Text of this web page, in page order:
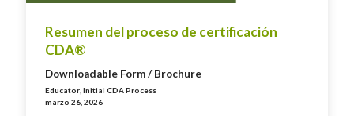
Resumen del proceso de certificación
CDA®
Downloadable Form / Brochure
Educator ,Initial CDA Process
marzo 26, 2026